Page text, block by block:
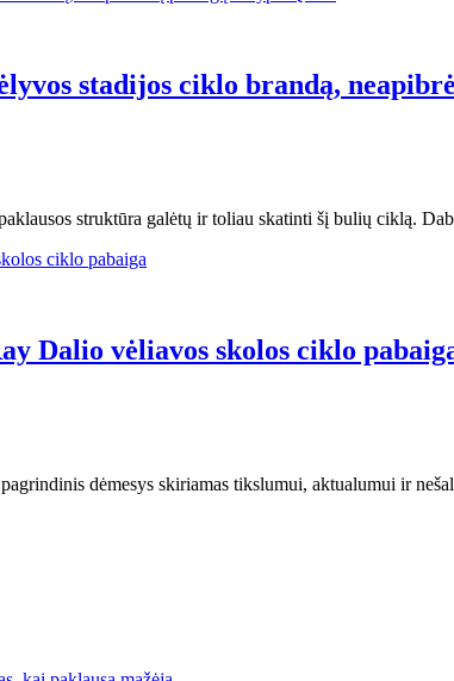
stadijos ciklo brandą,
struktūra galėtų ir toliau skatinti šį bulių ciklą.
Dalio vėliavos skolos ciklo
dėmesys skiriamas tikslumui, aktualumui ir